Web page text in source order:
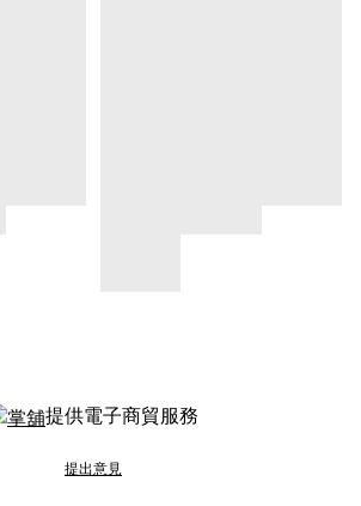
提供電子商貿服務
提出意見